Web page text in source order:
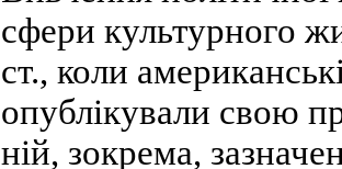
сфери культурного
ст., коли
опублікували свою
ній, зокрема,